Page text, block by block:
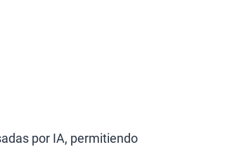
por IA, permitiendo